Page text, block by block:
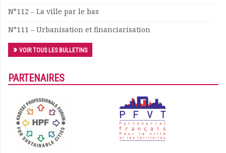
N°112 – La ville par le bas
N°111 – Urbanisation et financiarisation
VOIR TOUS LES BULLETINS
PARTENAIRES